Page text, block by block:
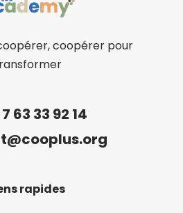
coopérer pour
63 33 92 14
rapides